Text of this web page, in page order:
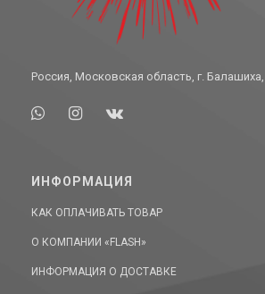
Россия, Московская область, г.
ИНФОРМАЦИЯ
КАК ОПЛАЧИВАТЬ ТОВАР
О КОМПАНИИ «FLASH»
ИНФОРМАЦИЯ О ДОСТАВКЕ